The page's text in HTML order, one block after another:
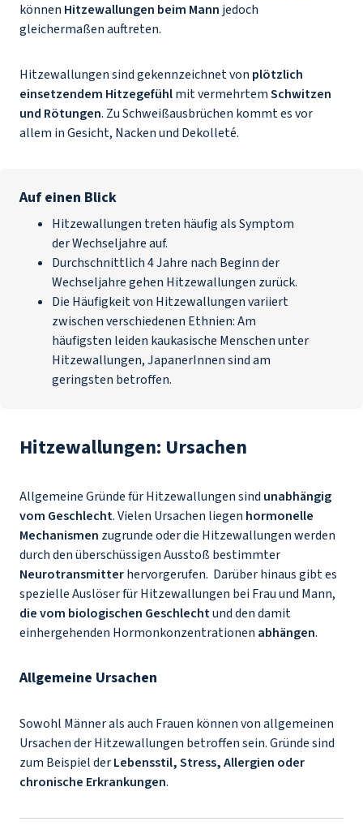
können Hitzewallungen beim Mann jedoch
gleichermaßen auftreten.
Hitzewallungen sind gekennzeichnet von plötzlich
einsetzendem Hitzegefühlmit vermehrtemSchwitzen
und Rötungen. Zu Schweißausbrüchen kommt es vor
allem in Gesicht, Nacken und Dekolleté.
Auf einen Blick
Hitzewallungen treten häufig als Symptom
der Wechseljahre auf.
Durchschnittlich 4 Jahre nach Beginn der
Wechseljahre gehen Hitzewallungen zurück.
Die Häufigkeit von Hitzewallungen variiert
zwischen verschiedenen Ethnien: Am
häufigsten leiden kaukasische Menschen unter
Hitzewallungen, JapanerInnen sind am
geringsten betroffen.
Hitzewallungen: Ursachen
Allgemeine Gründe für Hitzewallungen sind unabhängig
vom Geschlecht. Vielen Ursachen liegen hormonelle
Mechanismen zugrunde oder die Hitzewallungen werden
durch den überschüssigen Ausstoß bestimmter
Neurotransmitterhervorgerufen. Darüber hinaus gibt es
spezielle Auslöser für Hitzewallungen bei Frau und Mann,
die vom biologischen Geschlechtund den damit
einhergehenden Hormonkonzentrationen abhängen.
Allgemeine Ursachen
Sowohl Männer als auch Frauen können von allgemeinen
Ursachen der Hitzewallungen betroffen sein. Gründe sind
zum Beispiel derLebensstil, Stress, Allergien oder
chronische Erkrankungen.